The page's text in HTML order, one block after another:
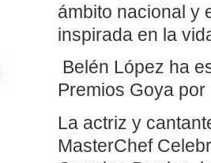
ámbito nacional y
inspirada en la
Belén López ha
Premios Goya
La actriz y
MasterChef